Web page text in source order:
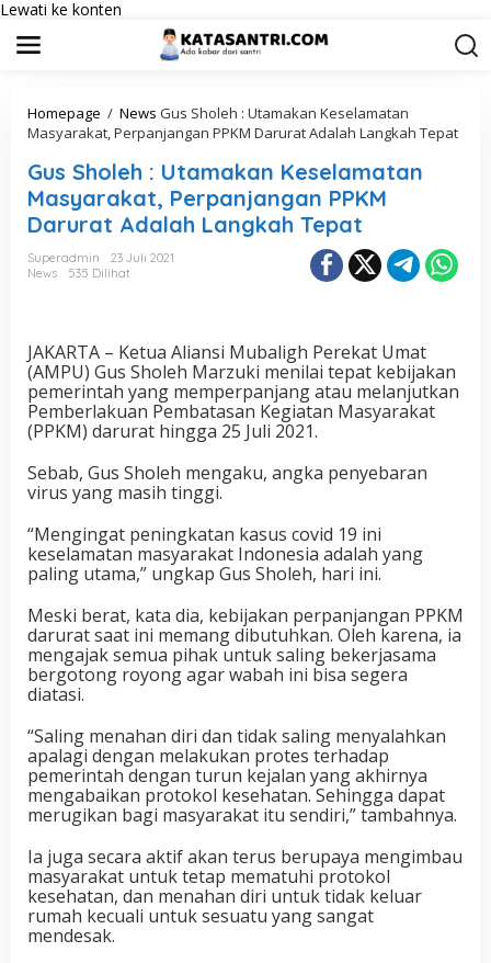
Lewati ke konten
Homepage / News Gus Sholeh : Utamakan Keselamatan
Masyarakat, Perpanjangan PPKM Darurat Adalah Langkah Tepat
Gus Sholeh : Utamakan Keselamatan
Masyarakat, Perpanjangan PPKM
Darurat Adalah Langkah Tepat
Superadmin
23 Juli 2021
News
535 Dilihat
JAKARTA – Ketua Aliansi Mubaligh Perekat Umat
(AMPU) Gus Sholeh Marzuki menilai tepat kebijakan
pemerintah yang memperpanjang atau melanjutkan
Pemberlakuan Pembatasan Kegiatan Masyarakat
(PPKM) darurat hingga 25 Juli 2021.
Sebab, Gus Sholeh mengaku, angka penyebaran
virus yang masih tinggi.
“Mengingat peningkatan kasus covid 19 ini
keselamatan masyarakat Indonesia adalah yang
paling utama,” ungkap Gus Sholeh, hari ini.
Meski berat, kata dia, kebijakan perpanjangan PPKM
darurat saat ini memang dibutuhkan. Oleh karena, ia
mengajak semua pihak untuk saling bekerjasama
bergotong royong agar wabah ini bisa segera
diatasi.
“Saling menahan diri dan tidak saling menyalahkan
apalagi dengan melakukan protes terhadap
pemerintah dengan turun kejalan yang akhirnya
mengabaikan protokol kesehatan. Sehingga dapat
merugikan bagi masyarakat itu sendiri,” tambahnya.
Ia juga secara aktif akan terus berupaya mengimbau
masyarakat untuk tetap mematuhi protokol
kesehatan, dan menahan diri untuk tidak keluar
rumah kecuali untuk sesuatu yang sangat
mendesak.